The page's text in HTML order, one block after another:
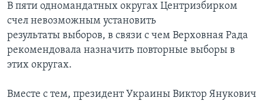
В пяти одномандатных округах Центризбирком
счел невозможным установить
результаты выборов, в связи с чем Верховная Рада
рекомендовала назначить повторные выборы в
этих округах.
Вместе с тем, президент Украины Виктор Янукович